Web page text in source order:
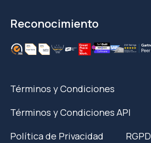
Reconocimiento
Términos y Condiciones
Términos y Condiciones API
Política de Privacidad
RGPD